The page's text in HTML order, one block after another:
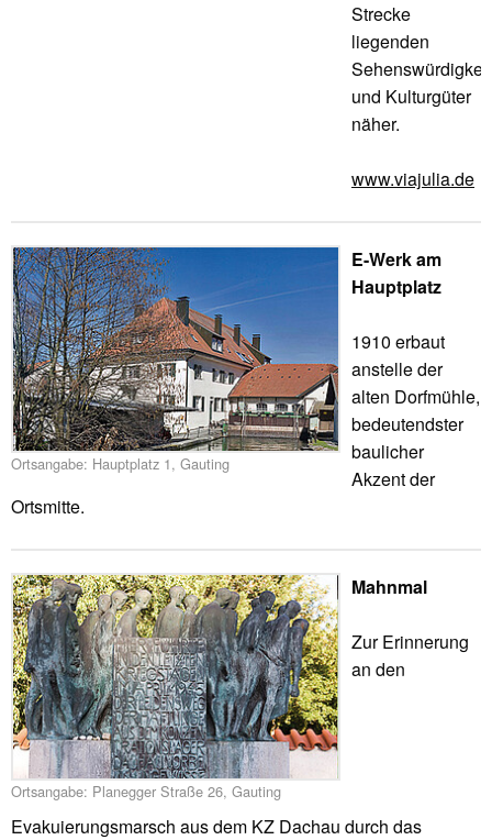
Strecke
liegenden
und Kulturgüter
näher.
www.viajulia.de
Ortsangabe: Hauptplatz 1, Gauting
E-Werk am
Hauptplatz
1910 erbaut
anstelle der
alten Dorfmühle,
bedeutendster
baulicher
Akzent der
Ortsmitte.
Ortsangabe: Planegger Straße 26, Gauting
Mahnmal
Zur Erinnerung
an den
Evakuierungsmarsch aus dem KZ Dachau durch das